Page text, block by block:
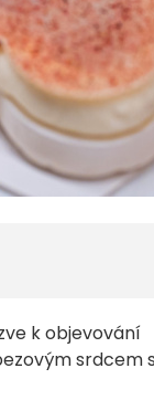
k objevování
srdcem